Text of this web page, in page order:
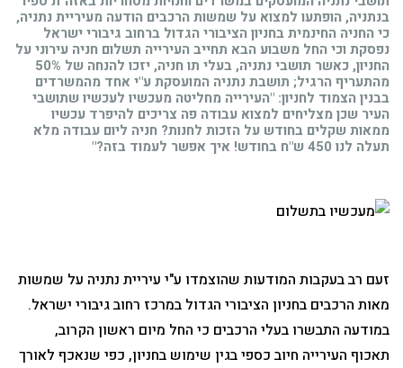
בנתניה, הופתעו למצוא על שמשות הרכבים הודעה מעיריית נתניה,
כי החניה החינמית בחניון הציבורי הגדול ברחוב גיבורי ישראל
נפסקת וכי החל משבוע הבא תחייב העירייה תשלום חניה עירוני על
החניון, כאשר תושבי נתניה, בעלי תו חניה, יזכו להנחה של 50%
מהתעריף הרגיל; תושבת נתניה המועסקת ע"י אחד מהמשרדים
בבנין הצמוד לחניון: "העירייה מחליטה מעכשיו לעכשיו שתושבי
העיר שכן מצליחים למצוא עבודה פה צריכים להיפרד עכשיו
ממאות שקלים בחודש על הזכות לחנות? חניה ליום עבודה מלא
תעלה לנו 450 ש"ח בחודש! איך אפשר לעמוד בזה?"
זעם רב בעקבות המודעות שהוצמדו ע"י עיריית נתניה על שמשות
מאות הרכבים בחניון הציבורי הגדול במרכז רחוב גיבורי ישראל.
במודעה התבשרו בעלי הרכבים כי החל מיום ראשון הקרוב,
תאכוף העירייה חיוב כספי בגין שימוש בחניון, כפי שנאכף לאורך